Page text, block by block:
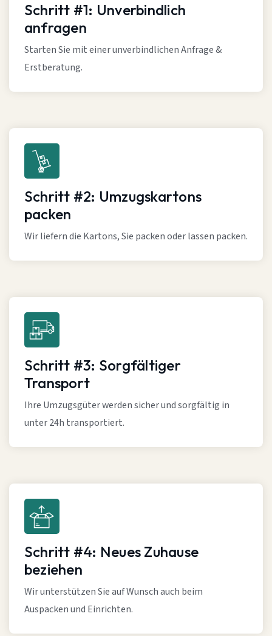
Schritt #1: Unverbindlich
anfragen
Starten Sie mit einer unverbindlichen Anfrage &
Erstberatung.
Schritt #2: Umzugskartons
packen
Wir liefern die Kartons, Sie packen oder lassen packen.
Schritt #3: Sorgfältiger
Transport
Ihre Umzugsgüter werden sicher und sorgfältig in
unter 24h transportiert.
Schritt #4: Neues Zuhause
beziehen
Wir unterstützen Sie auf Wunsch auch beim
Auspacken und Einrichten.